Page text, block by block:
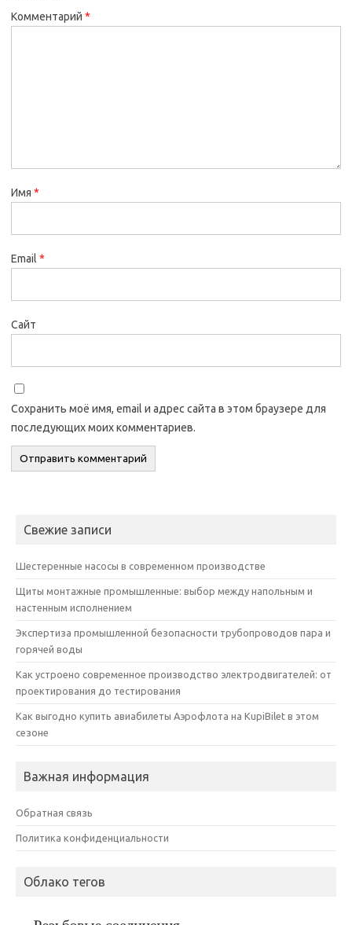
Комментарий *
Имя *
Email *
Сайт
Сохранить моё имя, email и адрес сайта в этом браузере для
последующих моих комментариев.
Свежие записи
Шестеренные насосы в современном производстве
Щиты монтажные промышленные: выбор между напольным и
настенным исполнением
Экспертиза промышленной безопасности трубопроводов пара и
горячей воды
Как устроено современное производство электродвигателей: от
проектирования до тестирования
Как выгодно купить авиабилеты Аэрофлота на KupiBilet в этом
сезоне
Важная информация
Обратная связь
Политика конфиденциальности
Облако тегов